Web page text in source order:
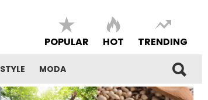
POPULAR HOT TRENDING
STYLE MODA